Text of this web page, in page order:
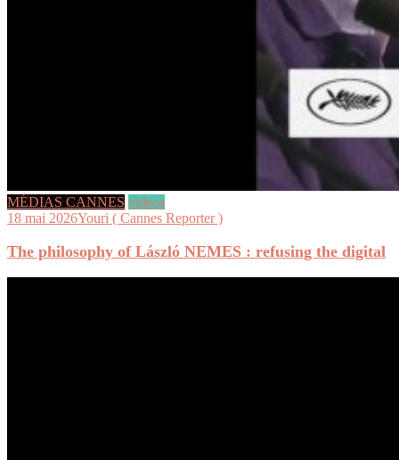
MÉDIAS CANNES videos
18 mai 2026Youri ( Cannes Reporter )
The philosophy of László NEMES : refusing the digital